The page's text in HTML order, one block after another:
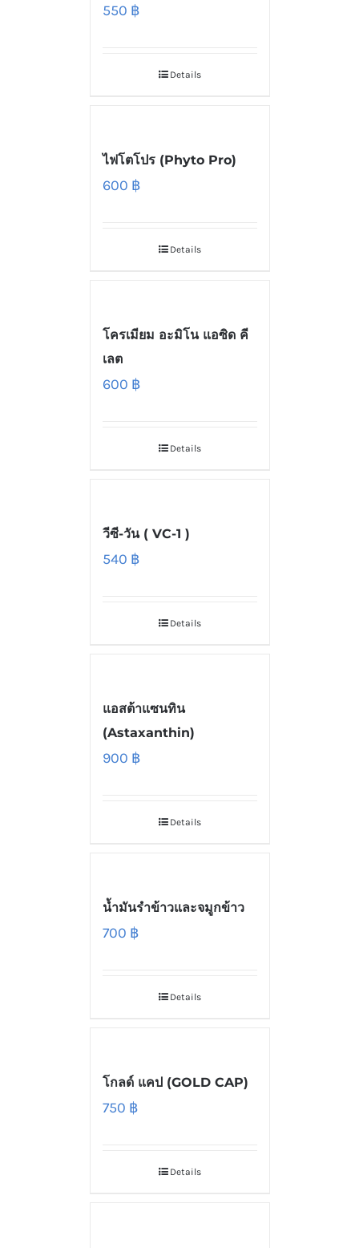
550 ฿
Details
ไฟโตโปร (Phyto Pro)
600 ฿
Details
โครเมียม อะมิโน แอซิด คี
เลต
600 ฿
Details
วีซี-วัน ( VC-1 )
540 ฿
Details
แอสต้าแซนทิน
(Astaxanthin)
900 ฿
Details
น้ำมันรำข้าวและจมูกข้าว
700 ฿
Details
โกลด์ แคป (GOLD CAP)
750 ฿
Details